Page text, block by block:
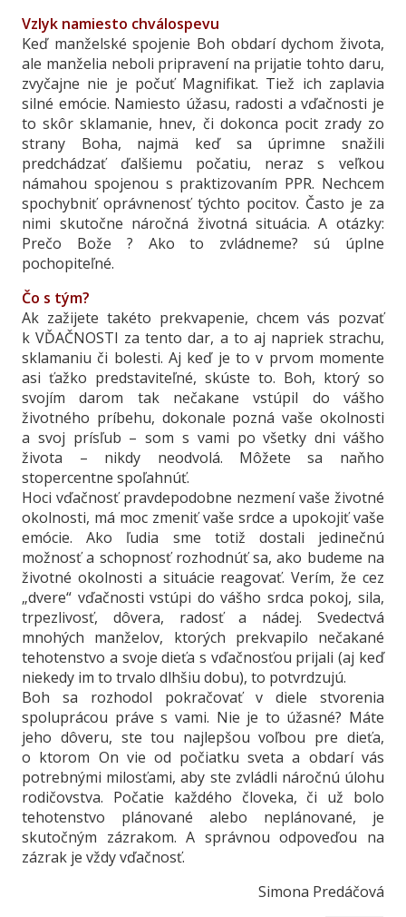
Vzlyk namiesto chválospevu
Keď manželské spojenie Boh obdarí dychom života,
ale manželia neboli pripravení na prijatie tohto daru,
zvyčajne nie je počuť Magnifikat. Tiež ich zaplavia
silné emócie. Namiesto úžasu, radosti a vďačnosti je
to skôr sklamanie, hnev, či dokonca pocit zrady zo
strany Boha, najmä keď sa úprimne snažili
predchádzať ďalšiemu počatiu, neraz s veľkou
námahou spojenou s praktizovaním PPR. Nechcem
spochybniť oprávnenosť týchto pocitov. Často je za
nimi skutočne náročná životná situácia. A otázky:
Prečo Bože ? Ako to zvládneme? sú úplne
pochopiteľné.
Čo s tým?
Ak zažijete takéto prekvapenie, chcem vás pozvať
k VĎAČNOSTI za tento dar, a to aj napriek strachu,
sklamaniu či bolesti. Aj keď je to v prvom momente
asi ťažko predstaviteľné, skúste to. Boh, ktorý so
svojím darom tak nečakane vstúpil do vášho
životného príbehu, dokonale pozná vaše okolnosti
a svoj prísľub – som s vami po všetky dni vášho
života – nikdy neodvolá. Môžete sa naňho
stopercentne spoľahnúť.
Hoci vďačnosť pravdepodobne nezmení vaše životné
okolnosti, má moc zmeniť vaše srdce a upokojiť vaše
emócie. Ako ľudia sme totiž dostali jedinečnú
možnosť a schopnosť rozhodnúť sa, ako budeme na
životné okolnosti a situácie reagovať. Verím, že cez
„dvere“ vďačnosti vstúpi do vášho srdca pokoj, sila,
trpezlivosť, dôvera, radosť a nádej. Svedectvá
mnohých manželov, ktorých prekvapilo nečakané
tehotenstvo a svoje dieťa s vďačnosťou prijali (aj keď
niekedy im to trvalo dlhšiu dobu), to potvrdzujú.
Boh sa rozhodol pokračovať v diele stvorenia
spoluprácou práve s vami. Nie je to úžasné? Máte
jeho dôveru, ste tou najlepšou voľbou pre dieťa,
o ktorom On vie od počiatku sveta a obdarí vás
potrebnými milosťami, aby ste zvládli náročnú úlohu
rodičovstva. Počatie každého človeka, či už bolo
tehotenstvo plánované alebo neplánované, je
skutočným zázrakom. A správnou odpoveďou na
zázrak je vždy vďačnosť.
Simona Predáčová